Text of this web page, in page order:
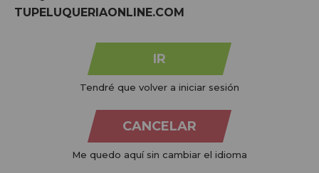
Tu Peluquería Online S.L.U.
dedicamo-nos à venda de
produtos para cabeleireiro e beleza, oferecendo uma vasta
TUPELUQUERIAONLINE.COM
IR
Tendré que volver a iniciar sesión
CANCELAR
Me quedo aquí sin cambiar el idioma